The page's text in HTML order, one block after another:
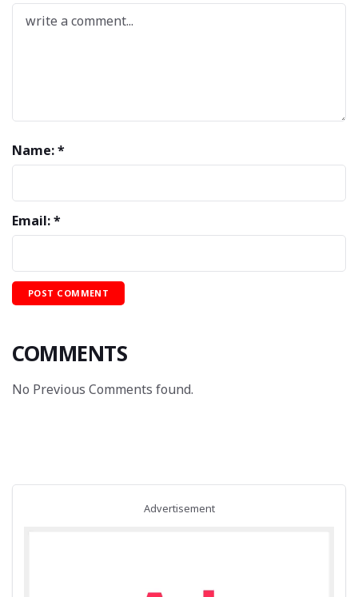
Name: *
Email: *
COMMENTS
No Previous Comments found.
Advertisement